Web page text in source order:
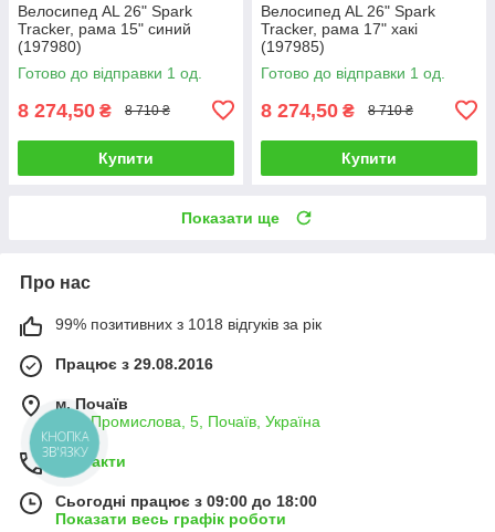
Велосипед AL 26" Spark
Tracker, рама 15" синий
(197980)
Готово до відправки 1 од.
8 274,50 ₴ 8 710 ₴
Купити
Велосипед AL 26" Spark
Tracker, рама 17" хакі
(197985)
Готово до відправки 1 од.
8 274,50 ₴ 8 710 ₴
Купити
Показати ще
Про нас
99% позитивних з 1018 відгуків за рік
Працює з 29.08.2016
м. Почаїв
Вул. Промислова, 5, Почаїв, Україна
Контакти
Сьогодні працює з 09:00 до 18:00
Показати весь графік роботи
КНОПКА
ЗВ'ЯЗКУ